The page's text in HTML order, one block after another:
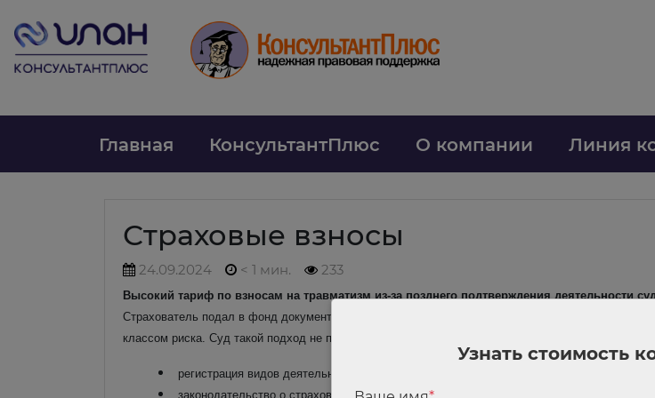
Главная КонсультантПлюс О компании Линия
Страховые взносы
24.09.2024 < 1 мин. 233
Высокий тариф по взносам на травматизм из-за позднего подтверждения деятельности
Страхователь подал в фонд документы о подтверждении основного вида деятельности
классом риска. Суд такой подход не поддержал:
регистрация видов деятельности в ЕГРЮЛ не означает их фактического ведения;
законодательство о страховании от несчастных случаев на производстве основано
Узнать стоимость